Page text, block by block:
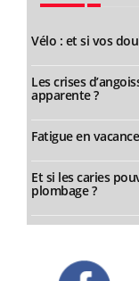
Vélo : et si vos
Les crises
apparente ?
Fatigue en
Et si les caries
plombage ?